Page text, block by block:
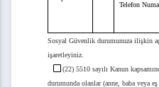
Telefon
Sosyal Güvenlik durumunuza ilişkin
işaretleyiniz.
(22) 5510 sayılı Kanun
durumunda olanlar (anne, baba veya